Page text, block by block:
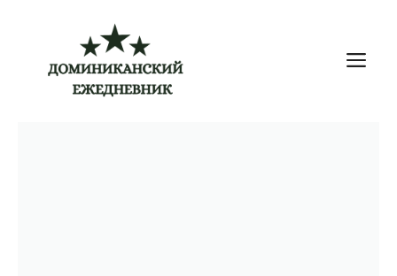
содержимому